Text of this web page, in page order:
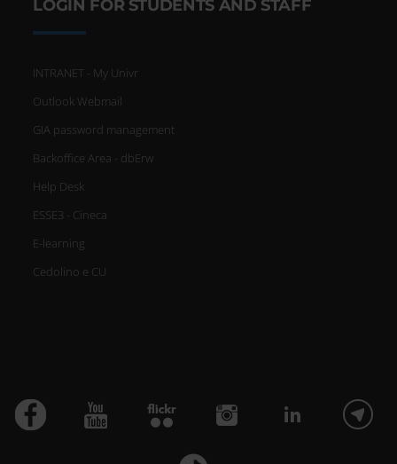
LOGIN FOR STUDENTS AND STAFF
INTRANET - My Univr
Outlook Webmail
GIA password management
Backoffice Area - dbErw
Help Desk
ESSE3 - Cineca
E-learning
Cedolino e CU